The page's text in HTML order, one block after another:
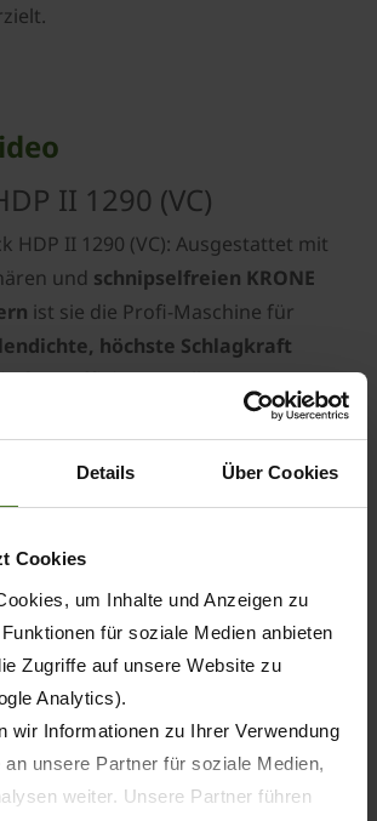
Details Über Cookies
Cookies
um Inhalte und Anzeigen zu
für soziale Medien anbieten
Zugriffe auf unsere Website zu
Analytics).
wir Informationen zu Ihrer Verwendung
unsere Partner für soziale Medien,
weiter. Unsere Partner führen
II 1290 (VC)
HDP II 1290 (VC): Ausgestattet mit
und schnipselfreien KRONE
ist sie die Profi-Maschine für
höchste Schlagkraft
Effizienz– selbst unter
Die BiG Pack HDP
neue Maßstäbe – mit extrem
und außergewöhnlicher
Zeit. Robust und
meistert sie härteste
kompromisslose Leistung sucht,
die perfekte Antwort.
Marketing-Cookies , um diesen